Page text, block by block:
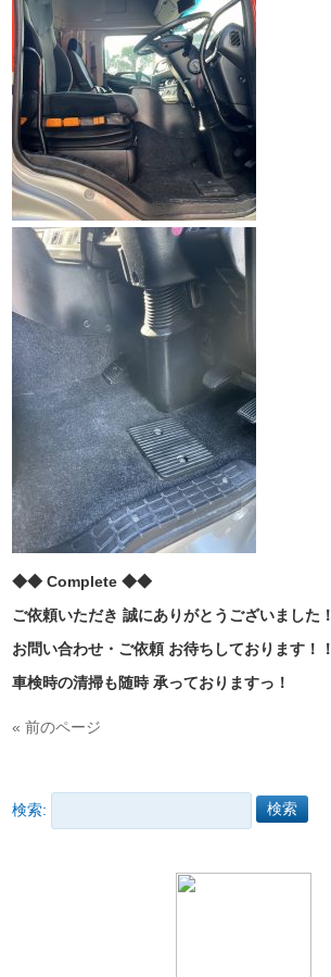
◆◆ Complete ◆◆
ご依頼いただき 誠にありがとうございました！
お問い合わせ・ご依頼 お待ちしております！！
車検時の清掃も随時 承っておりますっ！
« 前のページ
検索: